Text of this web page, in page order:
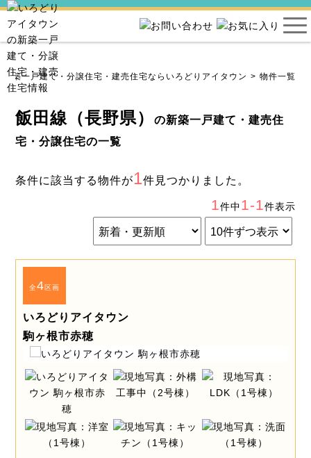
新築一戸建て・分譲住宅・建売住宅ならいろどりアイタウン 物件一覧
飯田線（長野県）の新築一戸建て・建売住
宅・分譲住宅の一覧
条件に該当する物件が1件見つかりました。
1件中1-1件表示
全4区画
いろどりアイタウン
駒ヶ根市赤穂